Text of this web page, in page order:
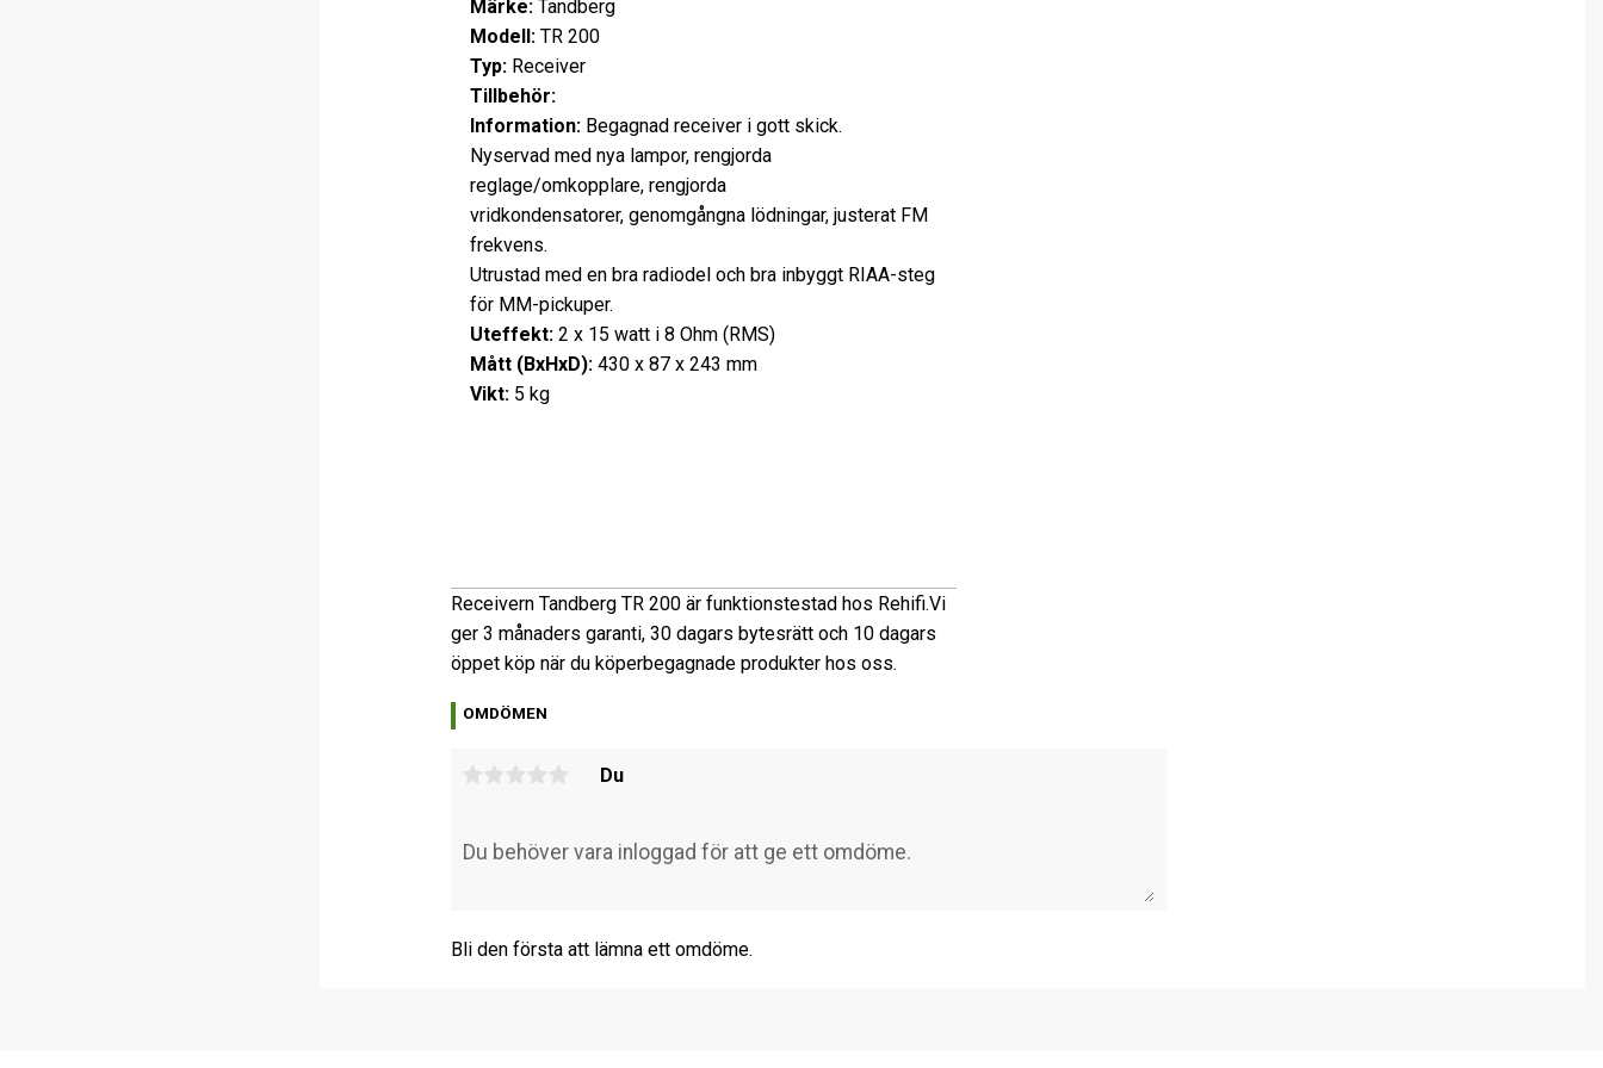
Märke:Tandberg
Modell:TR 200
Typ:Receiver
Tillbehör:
Information:Begagnad receiver i gott skick.
Nyservad med nya lampor, rengjorda
reglage/omkopplare, rengjorda
vridkondensatorer, genomgångna lödningar, justerat FM
frekvens.
Utrustad med en bra radiodel och bra inbyggt RIAA-steg
för MM-pickuper.
Uteffekt:2 x 15 watt i 8 Ohm (RMS)
Mått (BxHxD):430 x 87 x 243 mm
Vikt:5 kg
Receivern Tandberg TR 200 är funktionstestad hos Rehifi.Vi
ger 3 månaders garanti, 30 dagars bytesrätt och 10 dagars
öppet köp när du köperbegagnade produkter hos oss.
OMDÖMEN
Du
Bli den första att lämna ett omdöme.